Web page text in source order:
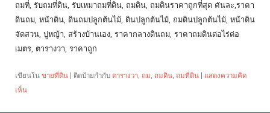
ถมที่, รับถมที่ดิน, รับเหมาถมที่ดิน, ถมดิน, ถมดินราคาถูกที่สุด คันละ,ราคา
ดินถม, หน้าดิน, ดินถมปลูกต้นไม้, ดินปลูกต้นไม้, ถมดินปลูกต้นไม้, หน้าดิน
จัดสวน, ปูหญ้า, สร้างบ้านเอง, ราคากลางดินถม, ราคาถมดินต่อไร่ต่อ
เมตร, ตารางวา, ราคาถูก
เขียนใน ขายที่ดิน | ติดป้ายกำกับ ตารางวา ถม ถมดิน ถมที่ดิน | แสดงความคิด
เห็น